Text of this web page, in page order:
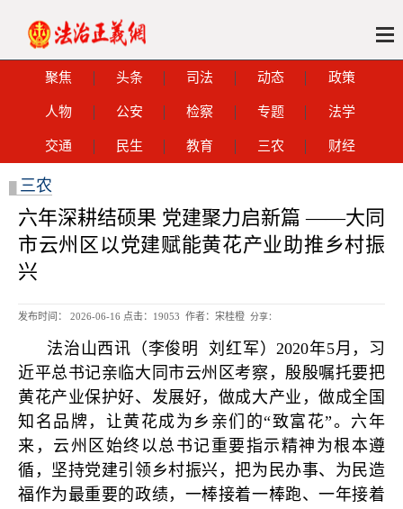
聚焦 头条 司法 动态 政策
人物 公安 检察 专题 法学
交通 民生 教育 三农 财经
三农
六年深耕结硕果 党建聚力启新篇 ——大同
市云州区以党建赋能黄花产业助推乡村振
兴
发布时间： 2026-06-16 点击： 19053 作者：宋桂橙 分享：
法治山西讯（李俊明 刘红军）2020年5月，习
近平总书记亲临大同市云州区考察，殷殷嘱托要把
黄花产业保护好、发展好，做成大产业，做成全国
知名品牌，让黄花成为乡亲们的“致富花”。六年
来，云州区始终以总书记重要指示精神为根本遵
循，坚持党建引领乡村振兴，把为民办事、为民造
福作为最重要的政绩，一棒接着一棒跑、一年接着